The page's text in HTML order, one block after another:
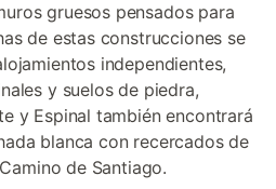
gruesos pensados para
de estas construcciones se
independientes,
y suelos de piedra,
y Espinal también encontrará
blanca con recercados de
de Santiago.